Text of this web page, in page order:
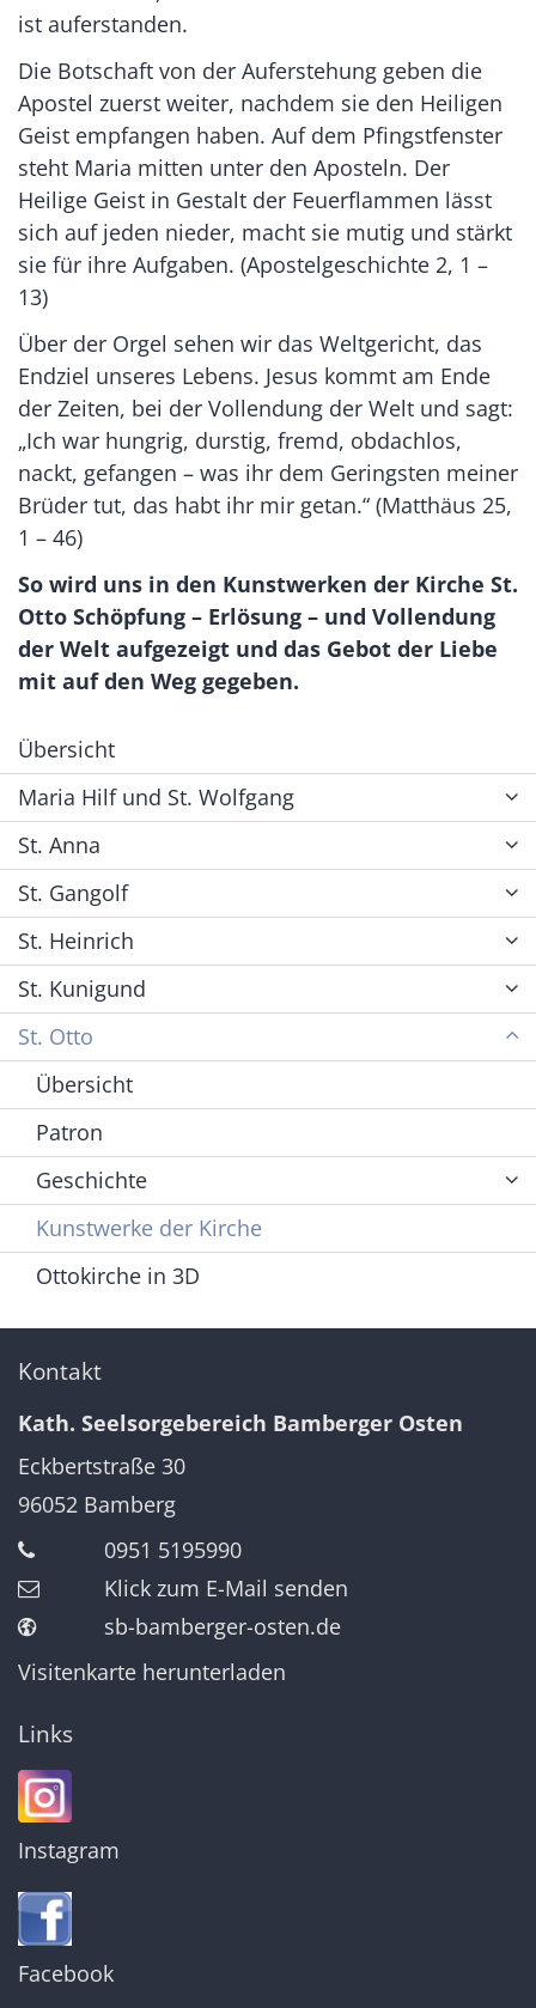
ist auferstanden.
Die Botschaft von der Auferstehung geben die
Apostel zuerst weiter, nachdem sie den Heiligen
Geist empfangen haben. Auf dem Pfingstfenster
steht Maria mitten unter den Aposteln. Der
Heilige Geist in Gestalt der Feuerflammen lässt
sich auf jeden nieder, macht sie mutig und stärkt
sie für ihre Aufgaben. (Apostelgeschichte 2, 1 –
13)
Über der Orgel sehen wir das Weltgericht, das
Endziel unseres Lebens. Jesus kommt am Ende
der Zeiten, bei der Vollendung der Welt und sagt:
„Ich war hungrig, durstig, fremd, obdachlos,
nackt, gefangen – was ihr dem Geringsten meiner
Brüder tut, das habt ihr mir getan.“ (Matthäus 25,
1 – 46)
So wird uns in den Kunstwerken der Kirche St.
Otto Schöpfung – Erlösung – und Vollendung
der Welt aufgezeigt und das Gebot der Liebe
mit auf den Weg gegeben.
Übersicht
Maria Hilf und St. Wolfgang
St. Anna
St. Gangolf
St. Heinrich
St. Kunigund
St. Otto
Übersicht
Patron
Geschichte
Kunstwerke der Kirche
Ottokirche in 3D
Kontakt
Kath. Seelsorgebereich Bamberger Osten
Eckbertstraße 30
96052 Bamberg
0951 5195990
Klick zum E-Mail senden
sb-bamberger-osten.de
Visitenkarte herunterladen
Links
Instagram
Facebook